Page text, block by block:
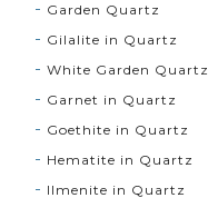
Garden Quartz
Gilalite in Quartz
White Garden Quartz
Garnet in Quartz
Goethite in Quartz
Hematite in Quartz
Ilmenite in Quartz